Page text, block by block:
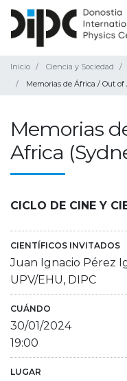
Inicio Ciencia y Sociedad
Memorias de África / Out of
Memorias
Africa
CICLO DE CINE Y
CIENTÍFICOS INVITADOS
Juan Ignacio Pérez
UPV/EHU, DIPC
CUÁNDO
30/01/2024
19:00
LUGAR